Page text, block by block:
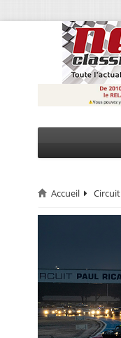
CIRCUIT
CALENDRIER
Accueil Circuit